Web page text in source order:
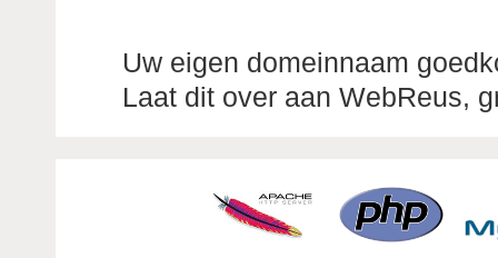
Uw eigen domeinnaam
Laat dit over aan WebReus,